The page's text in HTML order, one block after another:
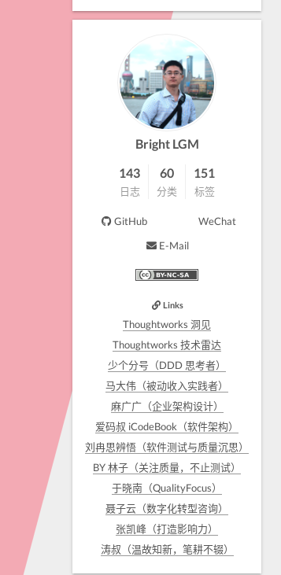
Bright LGM
143
日志
60
分类
151
标签
GitHub
WeChat
E-Mail
Links
Thoughtworks 洞见
Thoughtworks 技术雷达
少个分号（DDD 思考者）
马大伟（被动收入实践者）
麻广广（企业架构设计）
爱码叔 iCodeBook（软件架构）
刘冉思辨悟（软件测试与质量沉思）
BY 林子（关注质量，不止测试）
于晓南（QualityFocus）
聂子云（数字化转型咨询）
张凯峰（打造影响力）
涛叔（温故知新，笔耕不辍）